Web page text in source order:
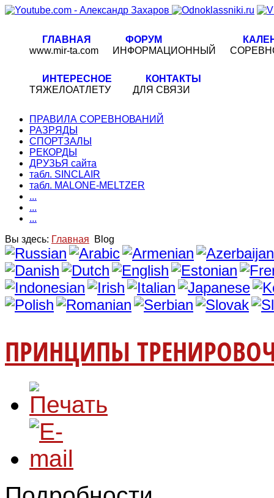
ГЛАВНАЯ
www.mir-ta.com
ФОРУМ
ИНФОРМАЦИОННЫЙ
ИНТЕРЕСНОЕ
ТЯЖЕЛОАТЛЕТУ
КОНТАКТЫ
ДЛЯ СВЯЗИ
ПРАВИЛА СОРЕВНОВАНИЙ
РАЗРЯДЫ
СПОРТЗАЛЫ
РЕКОРДЫ
ДРУЗЬЯ сайта
табл. SINCLAIR
табл. MALONE-MELTZER
...
...
...
Вы здесь: Главная Blog
ПРИНЦИПЫ